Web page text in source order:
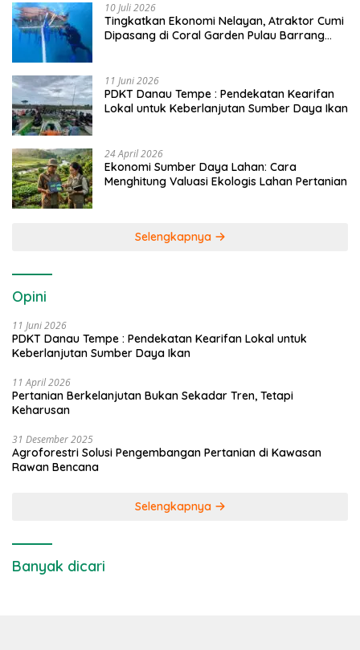
10 Juli 2026
Tingkatkan Ekonomi Nelayan, Atraktor Cumi
Dipasang di Coral Garden Pulau Barrang
11 Juni 2026
PDKT Danau Tempe : Pendekatan Kearifan
Lokal untuk Keberlanjutan Sumber Daya Ikan
24 April 2026
Ekonomi Sumber Daya Lahan: Cara
Menghitung Valuasi Ekologis Lahan Pertanian
Selengkapnya
Opini
11 Juni 2026
PDKT Danau Tempe : Pendekatan Kearifan Lokal untuk
Keberlanjutan Sumber Daya Ikan
11 April 2026
Pertanian Berkelanjutan Bukan Sekadar Tren, Tetapi
Keharusan
31 Desember 2025
Agroforestri Solusi Pengembangan Pertanian di Kawasan
Rawan Bencana
Selengkapnya
Banyak dicari